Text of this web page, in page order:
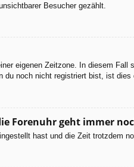
Besucher gezählt.
eigenen Zeitzone. In diesem
du noch nicht registriert bist, ist
Forenuhr geht immer
hast und die Zeit trotzdem